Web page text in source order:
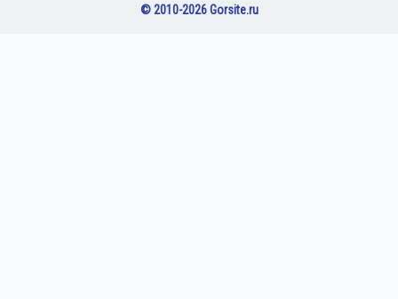
© 2010-2026 Gorsite.ru